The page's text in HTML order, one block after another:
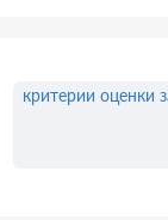
критерии оценки